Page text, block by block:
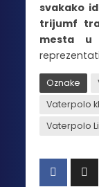
svakako
trijumf
mesta
Oznake
Vaterpolo
Vaterpolo